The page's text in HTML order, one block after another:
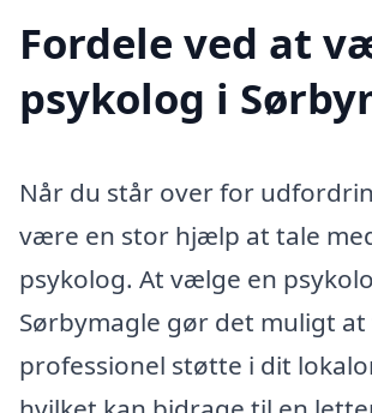
Fordele ved at
psykolog i
Når du står over for
være en stor hjælp at tale
psykolog. At vælge en
Sørbymagle gør det muligt at
professionel støtte i dit